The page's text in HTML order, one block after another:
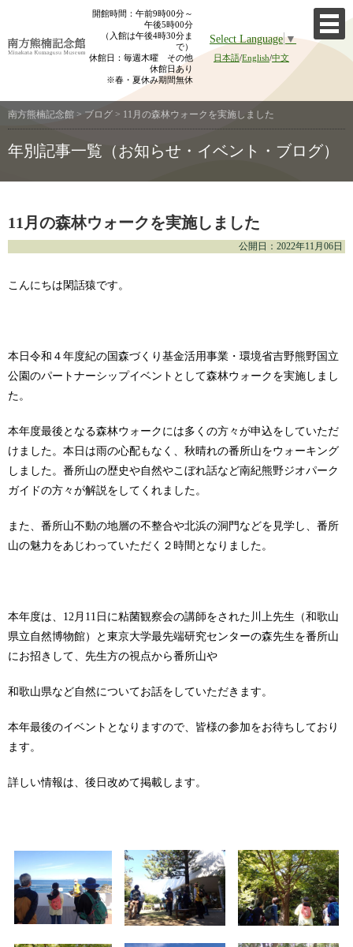
content
開館時間：午前9時00分～
午後5時00分
（入館は午後4時30分ま
で）
休館日：毎週木曜 その他
休館日あり
※春・夏休み期間無休
Select Language▼
日本語/English/中文
南方熊楠記念館 > ブログ > 11月の森林ウォークを実施しました
年別記事一覧（お知らせ・イベント・ブログ）
11月の森林ウォークを実施しました
公開日：2022年11月06日
こんにちは閑話猿です。
本日令和４年度紀の国森づくり基金活用事業・環境省吉野熊野国立
公園のパートナーシップイベントとして森林ウォークを実施しまし
た。
本年度最後となる森林ウォークには多くの方々が申込をしていただ
けました。本日は雨の心配もなく、秋晴れの番所山をウォーキング
しました。番所山の歴史や自然やこぼれ話など南紀熊野ジオパーク
ガイドの方々が解説をしてくれました。
また、番所山不動の地層の不整合や北浜の洞門などを見学し、番所
山の魅力をあじわっていただく２時間となりました。
本年度は、12月11日に粘菌観察会の講師をされた川上先生（和歌山
県立自然博物館）と東京大学最先端研究センターの森先生を番所山
にお招きして、先生方の視点から番所山や
和歌山県など自然についてお話をしていただきます。
本年最後のイベントとなりますので、皆様の参加をお待ちしており
ます。
詳しい情報は、後日改めて掲載します。